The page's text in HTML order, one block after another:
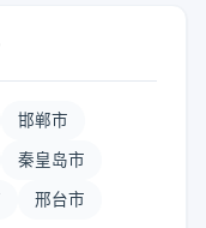
邯郸市
秦皇岛市
邢台市